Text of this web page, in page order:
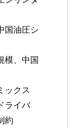
ックス
ドライバ
約